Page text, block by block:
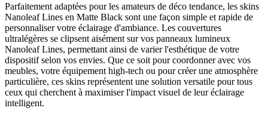
Parfaitement adaptées pour les amateurs de déco tendance, les skins
Nanoleaf Lines en Matte Black sont une façon simple et rapide de
personnaliser votre éclairage d'ambiance. Les couvertures
ultralégères se clipsent aisément sur vos panneaux lumineux
Nanoleaf Lines, permettant ainsi de varier l'esthétique de votre
dispositif selon vos envies. Que ce soit pour coordonner avec vos
meubles, votre équipement high-tech ou pour créer une atmosphère
particulière, ces skins représentent une solution versatile pour tous
ceux qui cherchent à maximiser l'impact visuel de leur éclairage
intelligent.